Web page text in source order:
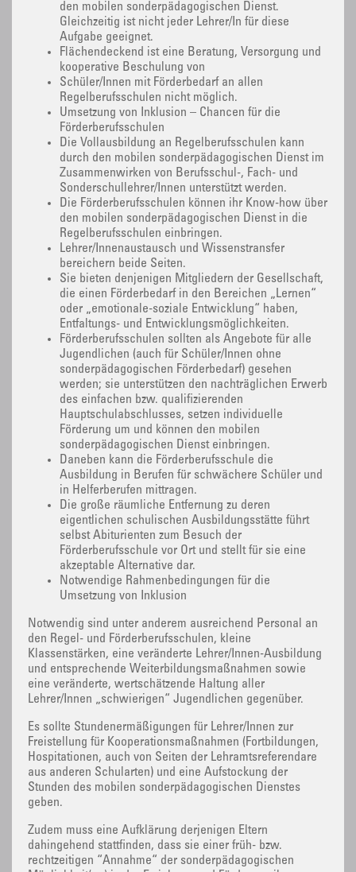
den mobilen sonderpädagogischen Dienst.
Gleichzeitig ist nicht jeder Lehrer/In für diese
Aufgabe geeignet.
Flächendeckend ist eine Beratung, Versorgung und
kooperative Beschulung von
Schüler/Innen mit Förderbedarf an allen
Regelberufsschulen nicht möglich.
Umsetzung von Inklusion – Chancen für die
Förderberufsschulen
Die Vollausbildung an Regelberufsschulen kann
durch den mobilen sonderpädagogischen Dienst im
Zusammenwirken von Berufsschul-, Fach- und
Sonderschullehrer/Innen unterstützt werden.
Die Förderberufsschulen können ihr Know-how über
den mobilen sonderpädagogischen Dienst in die
Regelberufsschulen einbringen.
Lehrer/Innenaustausch und Wissenstransfer
bereichern beide Seiten.
Sie bieten denjenigen Mitgliedern der Gesellschaft,
die einen Förderbedarf in den Bereichen „Lernen“
oder „emotionale-soziale Entwicklung“ haben,
Entfaltungs- und Entwicklungsmöglichkeiten.
Förderberufsschulen sollten als Angebote für alle
Jugendlichen (auch für Schüler/Innen ohne
sonderpädagogischen Förderbedarf) gesehen
werden; sie unterstützen den nachträglichen Erwerb
des einfachen bzw. qualifizierenden
Hauptschulabschlusses, setzen individuelle
Förderung um und können den mobilen
sonderpädagogischen Dienst einbringen.
Daneben kann die Förderberufsschule die
Ausbildung in Berufen für schwächere Schüler und
in Helferberufen mittragen.
Die große räumliche Entfernung zu deren
eigentlichen schulischen Ausbildungsstätte führt
selbst Abiturienten zum Besuch der
Förderberufsschule vor Ort und stellt für sie eine
akzeptable Alternative dar.
Notwendige Rahmenbedingungen für die
Umsetzung von Inklusion
Notwendig sind unter anderem ausreichend Personal an
den Regel- und Förderberufsschulen, kleine
Klassenstärken, eine veränderte Lehrer/Innen-Ausbildung
und entsprechende Weiterbildungsmaßnahmen sowie
eine veränderte, wertschätzende Haltung aller
Lehrer/Innen „schwierigen“ Jugendlichen gegenüber.
Es sollte Stundenermäßigungen für Lehrer/Innen zur
Freistellung für Kooperationsmaßnahmen (Fortbildungen,
Hospitationen, auch von Seiten der Lehramtsreferendare
aus anderen Schularten) und eine Aufstockung der
Stunden des mobilen sonderpädagogischen Dienstes
geben.
Zudem muss eine Aufklärung derjenigen Eltern
dahingehend stattfinden, dass sie einer früh- bzw.
rechtzeitigen “Annahme“ der sonderpädagogischen